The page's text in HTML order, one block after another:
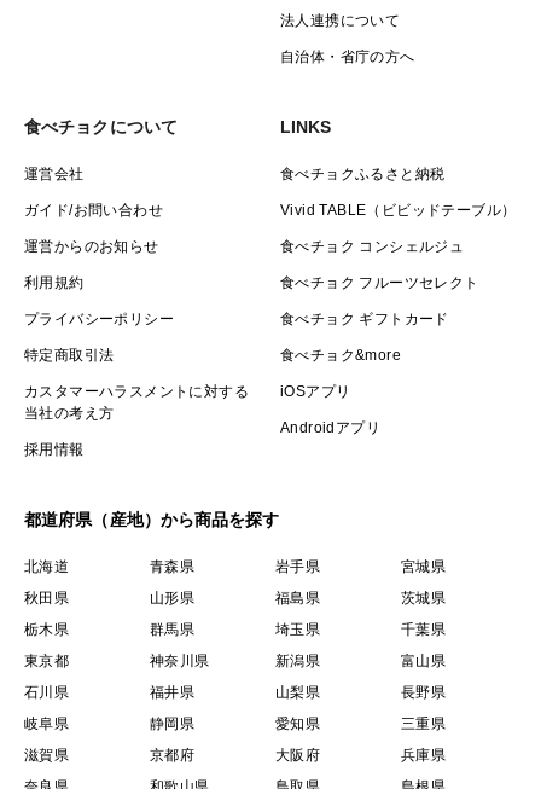
法人連携について
自治体・省庁の方へ
食べチョクについて
運営会社
ガイド/お問い合わせ
運営からのお知らせ
利用規約
プライバシーポリシー
特定商取引法
カスタマーハラスメントに対する
当社の考え方
採用情報
LINKS
食べチョクふるさと納税
Vivid TABLE（ビビッドテーブル）
食べチョク コンシェルジュ
食べチョク フルーツセレクト
食べチョク ギフトカード
食べチョク&more
iOSアプリ
Androidアプリ
都道府県（産地）から商品を探す
北海道 青森県 岩手県
宮城県
秋田県
山形県 福島県
茨城県
栃木県
群馬県 埼玉県
千葉県
東京都
神奈川県 新潟県
富山県
石川県
福井県 山梨県
長野県
岐阜県
静岡県 愛知県
三重県
滋賀県
京都府 大阪府
兵庫県